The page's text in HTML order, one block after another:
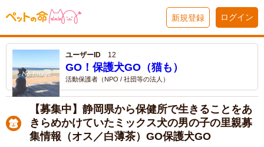
新規登録 ログイン
ユーザーID 12
GO！保護犬GO（猫も）
活動保護者（NPO / 社団等の法人）
【募集中】静岡県から保健所で生きることをあ
きらめかけていたミックス犬の男の子の里親募
集情報（オス／白薄茶）GO保護犬GO